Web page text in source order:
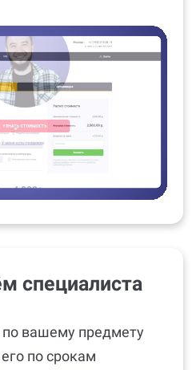
специалиста
вашему предмету
по срокам